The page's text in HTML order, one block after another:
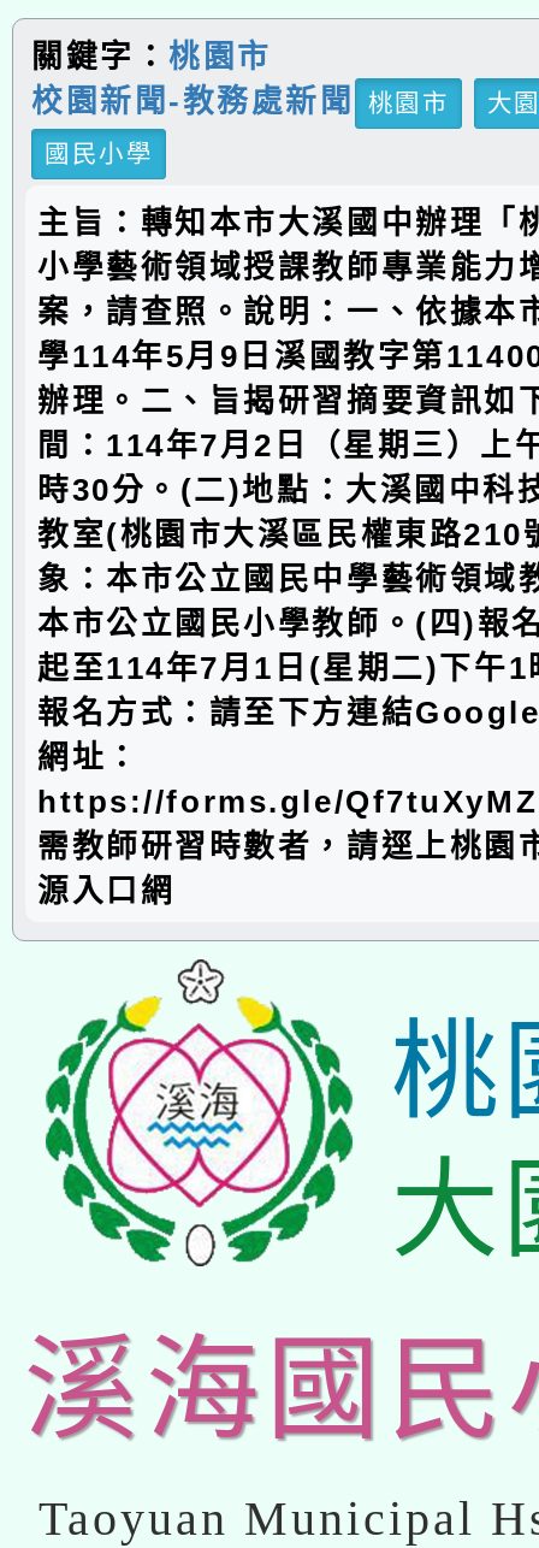
關鍵字：桃園市
校園新聞-教務處新聞
桃園市
大
國民小學
主旨：轉知本市大溪國中辦理「
小學藝術領域授課教師專業能力
案，請查照。說明：一、依據本
學114年5月9日溪國教字第
辦理。二、旨揭研習摘要資訊如
間：114年7月2日（星期三）上
時30分。(二)地點：大溪國中科
教室(桃園市大溪區民權東路210
象：本市公立國民中學藝術領域
本市公立國民小學教師。(四)報
起至114年7月1日(星期二)下午
報名方式：請至下方連結
網址：
https://forms.gle/
需教師研習時數者，請逕上桃園
源入口網
桃
大
溪海國民
Taoyuan Municipal